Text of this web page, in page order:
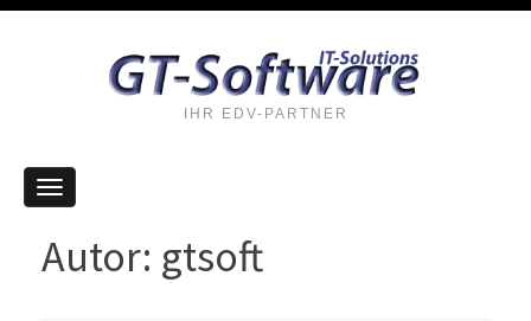
IHR EDV-PARTNER
Autor: gtsoft